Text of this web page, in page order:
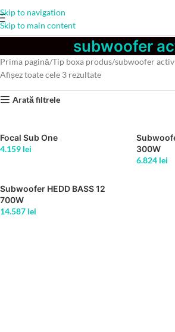
Skip to navigation
Skip to main content
subwoofer
Prima pagină Tip boxa produs subwoofer activ
Afișez toate cele 3 rezultate
Arată filtrele
Focal Sub One
4.159 lei
300W
6.824 lei
Subwoofer HEDD BASS 12
700W
14.587 lei